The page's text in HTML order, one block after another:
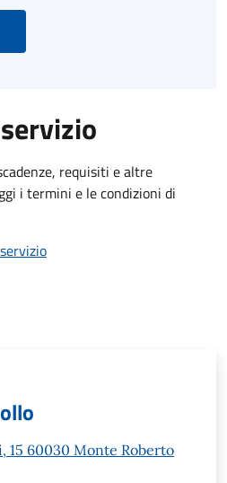
requisiti e altre
i termini e le condizioni di
15 60030 Monte Roberto